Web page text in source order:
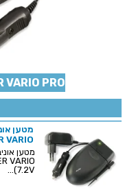
VARIO PRO
VARIO
7.2V)...